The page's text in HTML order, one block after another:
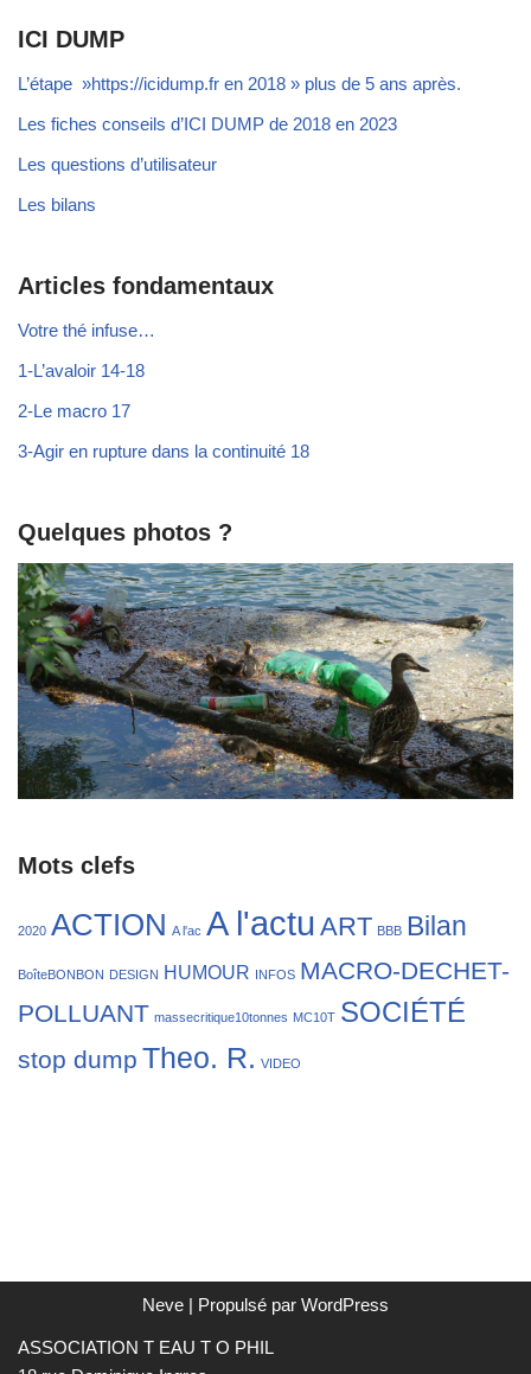
ICI DUMP
L’étape »https://icidump.fr en 2018 » plus de 5 ans après.
Les fiches conseils d’ICI DUMP de 2018 en 2023
Les questions d’utilisateur
Les bilans
Articles fondamentaux
Votre thé infuse…
1-L’avaloir 14-18
2-Le macro 17
3-Agir en rupture dans la continuité 18
Quelques photos ?
Mots clefs
2020 ACTION A l'ac A l'actu ART BBB Bilan
BoîteBONBON DESIGN HUMOUR INFOS MACRO-DECHET-
POLLUANT massecritique10tonnes MC10T SOCIÉTÉ
stop dump Theo. R. VIDEO
Neve | Propulsé par WordPress
ASSOCIATION T EAU T O PHIL